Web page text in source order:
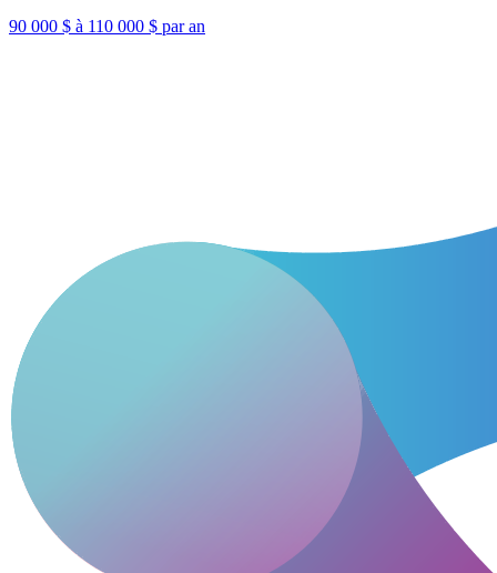
90 000 $ à 110 000 $ par an